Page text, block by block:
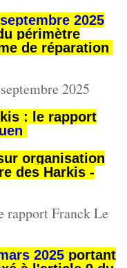
2025
périmètre
de réparation
2025
: le rapport
organisation
des Harkis -
rapport Franck Le
2025portant